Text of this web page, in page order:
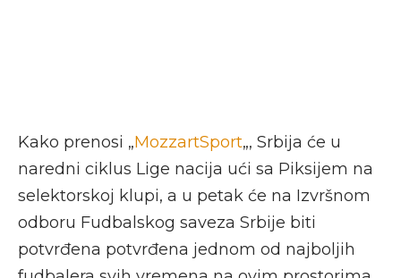
Kako prenosi „MozzartSport„, Srbija će u
naredni ciklus Lige nacija ući sa Piksijem na
selektorskoj klupi, a u petak će na Izvršnom
odboru Fudbalskog saveza Srbije biti
potvrđena potvrđena jednom od najboljih